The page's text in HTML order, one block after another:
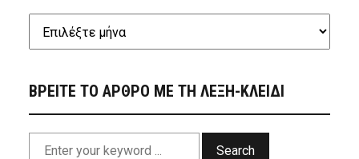
ΒΡΕΙΤΕ ΤΟ ΑΡΘΡΟ ΜΕ ΤΗ ΛΕΞΗ-ΚΛΕΙΔΙ
Search